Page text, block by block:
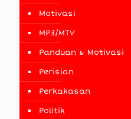
Motivasi
MP3/MTV
Panduan & Motivasi
Perisian
Perkakasan
Politik